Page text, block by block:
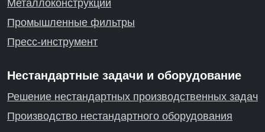
Металлоконструкции
Промышленные фильтры
Пресс-инструмент
Нестандартные задачи и оборудование
Решение нестандартных производственных задач
Производство нестандартного оборудования